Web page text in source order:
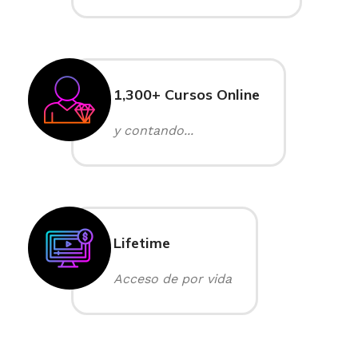
1,300+ Cursos Online
y contando...
Lifetime
Acceso de por vida